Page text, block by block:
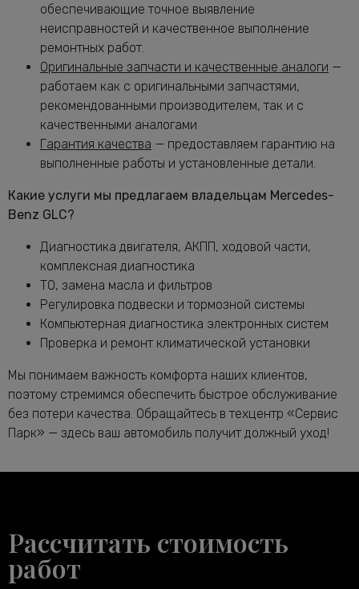
Бенц GLC
Замена масляного фильтра Мерседес-
Бенц GLC
Замена опоры амортизатора GLC
от 2760 руб.
Замена переднего сальника
коленвала GLC
от 7400 руб.
Замена передних амортизаторов
Мерседес-Бенц GLC
от 3400 руб.
Замена передних тормозных дисков
Мерседес-Бенц GLC
Замена передних тормозных колодок
Замена подушек двигателя GLC
от 5000 руб.
Замена подшипника генератора
Мерседес-Бенц GLC
Замена приводного ремня Мерседес-
Бенц GLC
от 2120 руб.
Бенц GLC
Замена ремня ГРМ Мерседес-Бенц
GLC
от 6600 руб.
Замена ролика натяжителя
от 2120 руб.
Замена рулевой тяги Мерседес-Бенц
Замена рычага задней подвески GLC
от 3400 руб.
Замена рычага передней подвески
обеспечивающие точное выявление
неисправностей и качественное выполнение
ремонтных работ.
Оригинальные запчасти и качественные аналоги —
работаем как с оригинальными запчастями,
рекомендованными производителем, так и с
качественными аналогами
Гарантия качества — предоставляем гарантию на
выполненные работы и установленные детали.
Какие услуги мы предлагаем владельцам Mercedes-
Benz GLC?
Диагностика двигателя, АКПП, ходовой части,
комплексная диагностика
ТО, замена масла и фильтров
Регулировка подвески и тормозной системы
Компьютерная диагностика электронных систем
Проверка и ремонт климатической установки
Мы понимаем важность комфорта наших клиентов,
поэтому стремимся обеспечить быстрое обслуживание
без потери качества. Обращайтесь в техцентр «Сервис
Парк» — здесь ваш автомобиль получит должный уход!
Рассчитать стоимость
работ